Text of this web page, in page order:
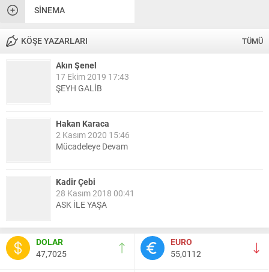
SINEMA
KÖŞE YAZARLARI TÜMÜ
Akın Şenel
17 Ekim 2019 17:43
ŞEYH GALİB
Hakan Karaca
2 Kasım 2020 15:46
Mücadeleye Devam
Kadir Çebi
28 Kasım 2018 00:41
ASK İLE YAŞA
Nail Kazanç
10 Mart 2023 21:36
HAYDİ TEKİRDAĞ MAÇA !!!!
DOLAR
47,7025
EURO
55,0112